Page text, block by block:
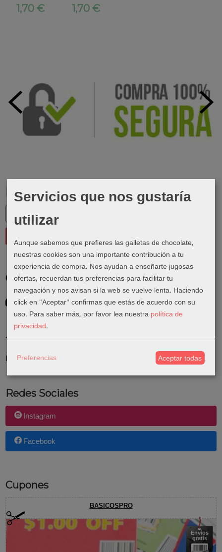
Marcas
Costes de Envío
GRATIS *
Consultar Destinos
Tu Carrito (0)
El carrito de la compra está vacío
Redes Sociales
Instagram
Facebook
Cupones
BASICOSPRO
Envíos
gratis
1,70 € 1,70 €
Servicios que nos gustaría
utilizar
Aunque sabemos que prefieres las galletas de chocolate,
nuestras cookies son una importante contribución a tu
experiencia de compra. Nos ayudan a enseñarte jugosas
ofertas, recuerdan tus preferencias para facilitar tu
navegación y nos avisan si la web se vuelve lenta. Haciendo
click en "Aceptar" confirmas que estás de acuerdo con su
uso. Para saber más, por favor lea nuestra política de
privacidad.
Preferencias Aceptar todas